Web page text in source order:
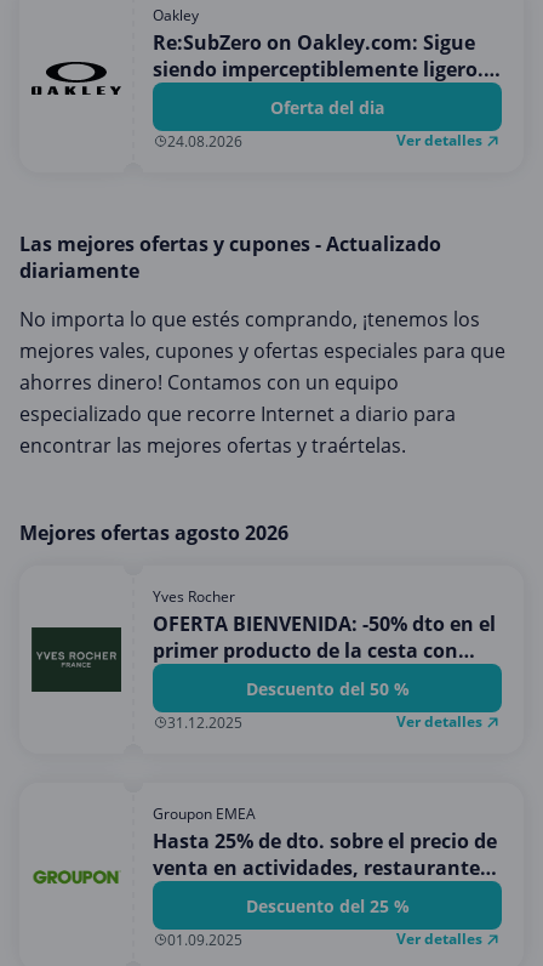
Medios y entretenimiento
Moda y Complementos
Oficina
Oficina, fotografía e impresión
Salud y Belleza
Viajes
Oakley
Re:SubZero on Oakley.com: Sigue
siendo imperceptiblemente ligero.
Sigue siendo sumamente versátil.
Sigue estando pensado para los que
disfrutan sintiéndose bien gracias
Oferta del dia
24.08.2026 Ver detalles
Las mejores ofertas y cupones - Actualizado
diariamente
No importa lo que estés comprando, ¡tenemos los
mejores vales, cupones y ofertas especiales para que
ahorres dinero! Contamos con un equipo
especializado que recorre Internet a diario para
encontrar las mejores ofertas y traértelas.
Mejores ofertas agosto 2026
Yves Rocher
OFERTA BIENVENIDA: -50% dto en el
primer producto de la cesta con
compras superiores a 15€
Descuento del 50 %
31.12.2025 Ver detalles
Groupon EMEA
Hasta 25% de dto. sobre el precio de
venta en actividades, restaurantes,
belleza y m�sDescuento del 25 %
01.09.2025 Ver detalles